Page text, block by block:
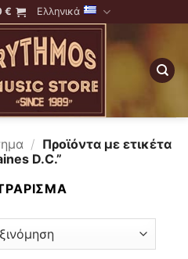
€ Ελληνικά
/ Προϊόντα με ετικέτα
D.C.”